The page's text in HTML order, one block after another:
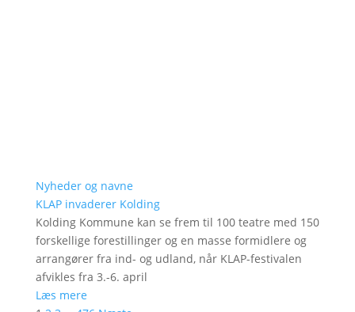
Nyheder og navne
KLAP invaderer Kolding
Kolding Kommune kan se frem til 100 teatre med 150
forskellige forestillinger og en masse formidlere og
arrangører fra ind- og udland, når KLAP-festivalen
afvikles fra 3.-6. april
Læs mere